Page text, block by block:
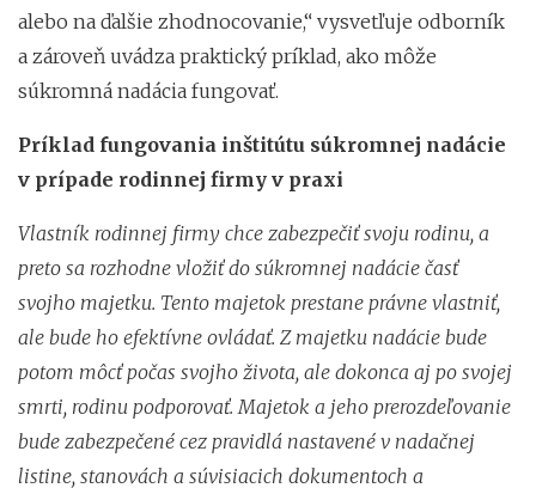
alebo na ďalšie zhodnocovanie,“ vysvetľuje odborník
a zároveň uvádza praktický príklad, ako môže
súkromná nadácia fungovať.
Príklad fungovania inštitútu súkromnej nadácie
v prípade rodinnej firmy v praxi
Vlastník rodinnej firmy chce zabezpečiť svoju rodinu, a
preto sa rozhodne vložiť do súkromnej nadácie časť
svojho majetku. Tento majetok prestane právne vlastniť,
ale bude ho efektívne ovládať. Z majetku nadácie bude
potom môcť počas svojho života, ale dokonca aj po svojej
smrti, rodinu podporovať. Majetok a jeho prerozdeľovanie
bude zabezpečené cez pravidlá nastavené v nadačnej
listine, stanovách a súvisiacich dokumentoch a